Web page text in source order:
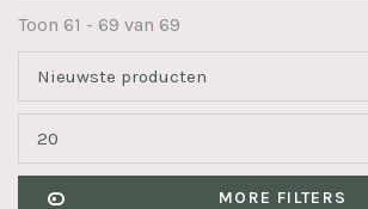
Toon 61 - 69 van 69
Nieuwste producten
20
MORE FILTERS